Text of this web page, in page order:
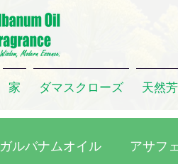
家 ダマスクローズ 天然
ガルバナムオイル アサフ